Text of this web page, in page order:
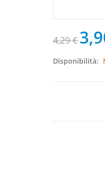
4,29 €
Disponibilità: